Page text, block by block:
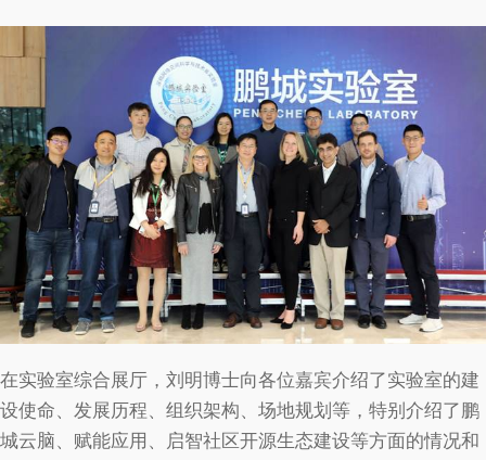
在实验室综合展厅，刘明博士向各位嘉宾介绍了实验室的建
设使命、发展历程、组织架构、场地规划等，特别介绍了鹏
城云脑、赋能应用、启智社区开源生态建设等方面的情况和